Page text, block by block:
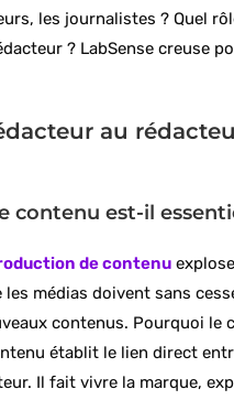
les journalistes ? Quel
? LabSense creuse
au
contenu est-il
de contenu
les médias doivent sans
contenus. Pourquoi le
établit le lien direct
Il fait vivre la marque,